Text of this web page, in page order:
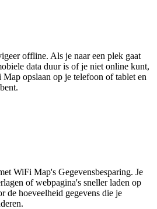
offline. Als je naar een plek gaat
data duur is of je niet online kunt,
opslaan op je telefoon of tablet en
WiFi Map's Gegevensbesparing. Je
of webpagina's sneller laden op
de hoeveelheid gegevens die je